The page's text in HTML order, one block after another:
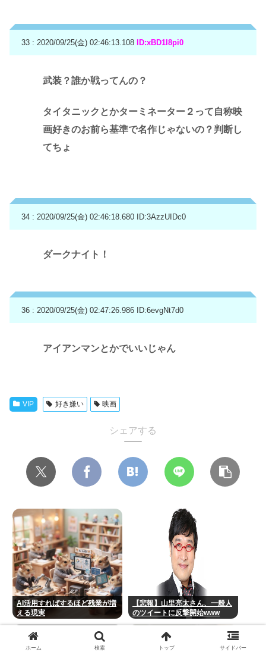
33 : 2020/09/25(金) 02:46:13.108 ID:xBD1I8pi0
武装？誰か戦ってんの？
タイタニックとかターミネーター２って自称映
画好きのお前ら基準で名作じゃないの？判断し
てちょ
34 : 2020/09/25(金) 02:46:18.680 ID:3AzzUIDc0
ダークナイト！
36 : 2020/09/25(金) 02:47:26.986 ID:6evgNt7d0
アイアンマンとかでいいじゃん
VIP 好き嫌い 映画
シェアする
AI活用すればするほど残業が増
える現実
【悲報】山里亮太さん、一般人
のツイートに反撃開始www
ホーム 検索 トップ サイドバー